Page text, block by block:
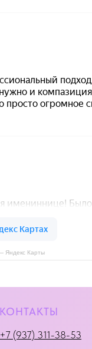
Яндекс Карты
КОНТАКТЫ
+7 (937) 311-38-53